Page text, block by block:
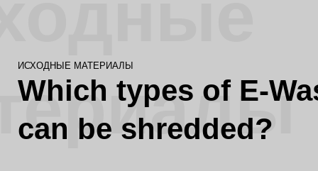
ИСХОДНЫЕ МАТЕРИАЛЫ
Which types of E-
can be shredded?